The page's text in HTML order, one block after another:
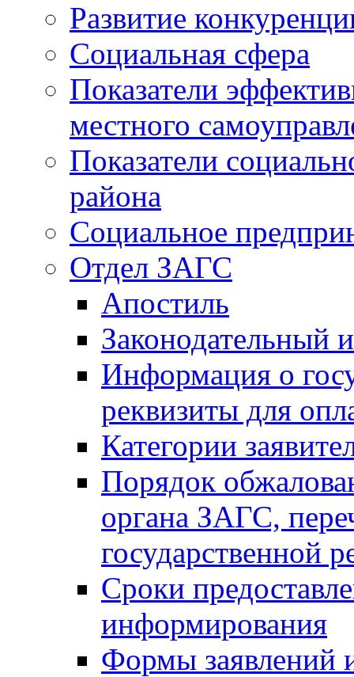
Развитие
Социальная сфера
Показатели
местного
Показатели
района
Социальное
Отдел ЗАГС
Апостиль
Законодательный
Информация о
реквизиты для
Категории
Порядок
органа ЗАГС,
государственной
Сроки
информирования
Формы заявлений